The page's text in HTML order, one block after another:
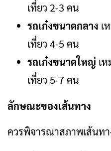
เที่ยว 2-3 คน
รถเก๋งขนาดกลาง เ
เที่ยว 4-5 คน
รถเก๋งขนาดใหญ่ เ
เที่ยว 5-7 คน
ลักษณะของเส้นทาง
ควรพิจารณาสภาพเส้นทา